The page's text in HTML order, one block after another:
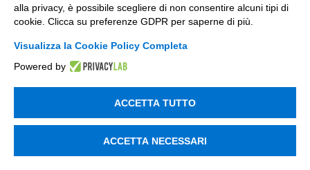
alla privacy, è possibile scegliere di non consentire alcuni tipi di
cookie. Clicca su preferenze GDPR per saperne di più.
Visualizza la Cookie Policy Completa
Powered by
ACCETTA TUTTO
ACCETTA NECESSARI